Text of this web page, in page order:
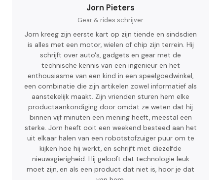
Jorn Pieters
Gear & rides schrijver
Jorn kreeg zijn eerste kart op zijn tiende en sindsdien
is alles met een motor, wielen of chip zijn terrein. Hij
schrijft over auto's, gadgets en gear met de
technische kennis van een ingenieur en het
enthousiasme van een kind in een speelgoedwinkel,
een combinatie die zijn artikelen zowel informatief als
aanstekelijk maakt. Zijn vrienden sturen hem elke
productaankondiging door omdat ze weten dat hij
binnen vijf minuten een mening heeft, meestal een
sterke. Jorn heeft ooit een weekend besteed aan het
uit elkaar halen van een robotstofzuiger puur om te
kijken hoe hij werkt, en schrijft met diezelfde
nieuwsgierigheid. Hij gelooft dat technologie leuk
moet zijn, en als een product dat niet is, hoor je dat